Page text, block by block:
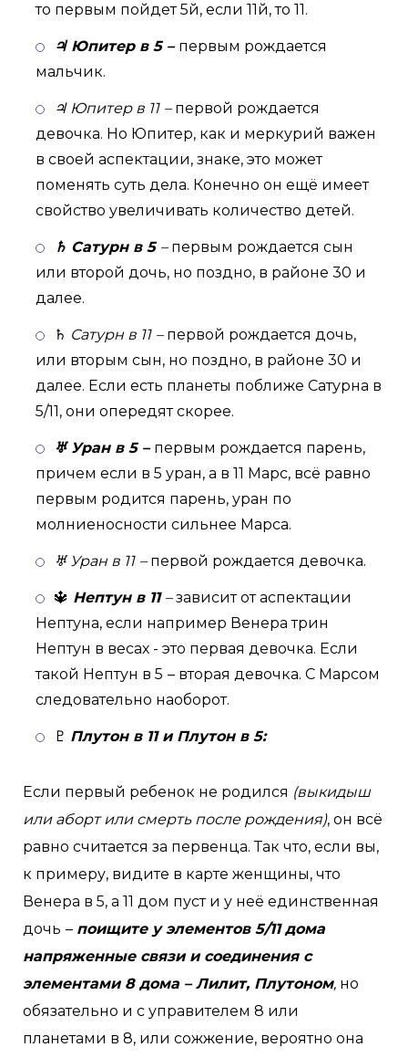
то первым пойдет 5й, если 11й, то 11.
♃ Юпитер в 5 – первым рождается
мальчик.
♃ Юпитер в 11 –первой рождается
девочка. Но Юпитер, как и меркурий важен
в своей аспектации, знаке, это может
поменять суть дела. Конечно он ещё имеет
свойство увеличивать количество детей.
♄ Сатурн в 5 –первым рождается сын
или второй дочь, но поздно, в районе 30 и
далее.
♄ Сатурн в 11 –первой рождается дочь,
или вторым сын, но поздно, в районе 30 и
далее. Если есть планеты поближе Сатурна в
5/11, они опередят скорее.
♅ Уран в 5 – первым рождается парень,
причем если в 5 уран, а в 11 Марс, всё равно
первым родится парень, уран по
молниеносности сильнее Марса.
♅ Уран в 11 – первой рождается девочка.
🔱 Нептун в 11 –зависит от аспектации
Нептуна, если например Венера трин
Нептун в весах - это первая девочка. Если
такой Нептун в 5 – вторая девочка. С Марсом
следовательно наоборот.
♇ Плутон в 11 и Плутон в 5:
Если первый ребенок не родился (выкидыш
или аборт или смерть после рождения), он всё
равно считается за первенца. Так что, если вы,
к примеру, видите в карте женщины, что
Венера в 5, а 11 дом пуст и у неё единственная
дочь – поищите у элементов 5/11 дома
напряженные связи и соединения с
элементами 8 дома – Лилит, Плутоном, но
обязательно и с управителем 8 или
планетами в 8, или сожжение, вероятно она